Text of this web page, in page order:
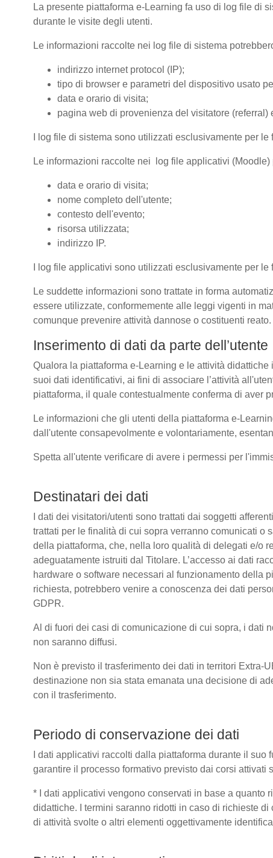
La presente piattaforma e-Learning fa uso di log file di
durante le visite degli utenti.
Le informazioni raccolte nei log file di sistema
indirizzo internet protocol (IP);
tipo di browser e parametri del dispositivo usato
data e orario di visita;
pagina web di provenienza del visitatore (referral)
I log file di sistema sono utilizzati esclusivamente per
Le informazioni raccolte nei log file applicativi
data e orario di visita;
nome completo dell'utente;
contesto dell'evento;
risorsa utilizzata;
indirizzo IP.
I log file applicativi sono utilizzati esclusivamente per
Le suddette informazioni sono trattate in forma
essere utilizzate, conformemente alle leggi vigenti in
comunque prevenire attività dannose o costituenti reato.
Inserimento di dati da parte dell’utente
Qualora la piattaforma e-Learning e le attività
suoi dati identificativi, ai fini di associare l’attività
piattaforma, il quale contestualmente conferma di aver
Le informazioni che gli utenti della piattaforma e-
dall'utente consapevolmente e volontariamente,
Spetta all'utente verificare di avere i permessi per
Destinatari dei dati
I dati dei visitatori/utenti sono trattati dai soggetti
trattati per le finalità di cui sopra verranno comunicati
della piattaforma, che, nella loro qualità di delegati e/o
adeguatamente istruiti dal Titolare. L’accesso ai dati
hardware o software necessari al funzionamento della
richiesta, potrebbero venire a conoscenza dei dati
GDPR.
Al di fuori dei casi di comunicazione di cui sopra, i dati
non saranno diffusi.
Non è previsto il trasferimento dei dati in territori Extra-
destinazione non sia stata emanata una decisione di
con il trasferimento.
Periodo di conservazione dei dati
I dati applicativi raccolti dalla piattaforma durante il
garantire il processo formativo previsto dai corsi
* I dati applicativi vengono conservati in base a quanto
didattiche. I termini saranno ridotti in caso di richieste
di attività svolte o altri elementi oggettivamente